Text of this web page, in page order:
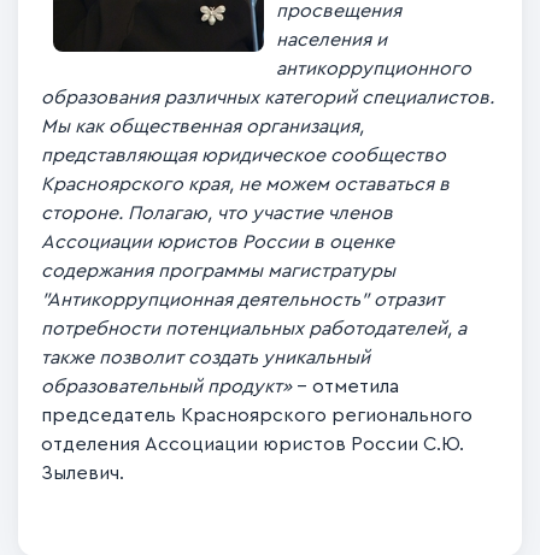
просвещения
населения и
антикоррупционного
образования различных категорий специалистов.
Мы как общественная организация,
представляющая юридическое сообщество
Красноярского края, не можем оставаться в
стороне. Полагаю, что участие членов
Ассоциации юристов России в оценке
содержания программы магистратуры
"Антикоррупционная деятельность" отразит
потребности потенциальных работодателей, а
также позволит создать уникальный
образовательный продукт»– отметила
председатель Красноярского регионального
отделения Ассоциации юристов России С.Ю.
Зылевич.